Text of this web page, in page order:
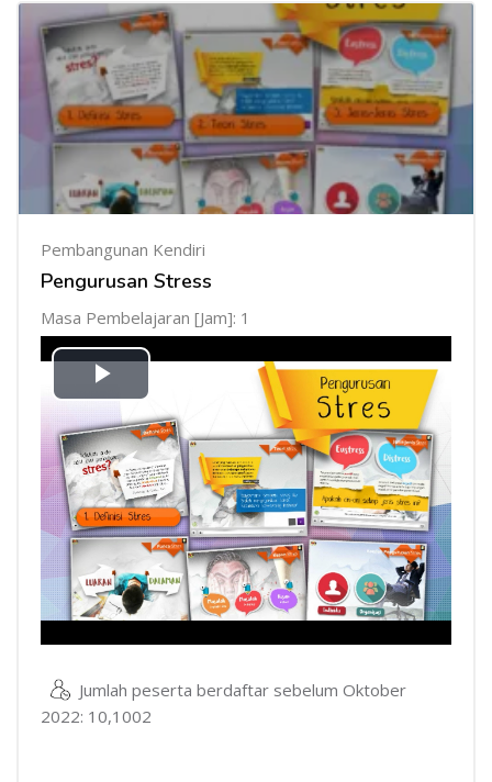
Pembangunan Kendiri
Pengurusan Stress
Masa Pembelajaran [Jam]: 1
Mainkan
Video
Jumlah peserta berdaftar sebelum Oktober
2022: 10,1002